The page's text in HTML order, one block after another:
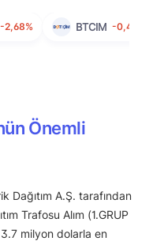
-2,68% BTCIM -0,40%
Önemli
Dağıtım A.Ş. tarafından
Trafosu Alım (1.GRUP
3.7 milyon dolarla en